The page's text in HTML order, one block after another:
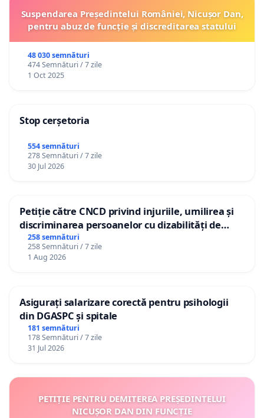
Suspendarea Președintelui României, Nicușor Dan,
pentru abuz de funcție și discreditarea statului
48 030 semnături
474 Semnături / 7 zile
1 Oct 2025
Stop cerșetoria
554 semnături
278 Semnături / 7 zile
30 Jul 2026
Petiție către CNCD privind injuriile, umilirea și
discriminarea persoanelor cu dizabilități de
către utilizatorul TikTok „Gorici”
258 semnături
258 Semnături / 7 zile
1 Aug 2026
Asigurați salarizare corectă pentru psihologii
din DGASPC și spitale
181 semnături
178 Semnături / 7 zile
31 Jul 2026
PETIȚIE PENTRU DEMITEREA PREȘEDINTELUI
NICUȘOR DAN DIN FUNCȚIE